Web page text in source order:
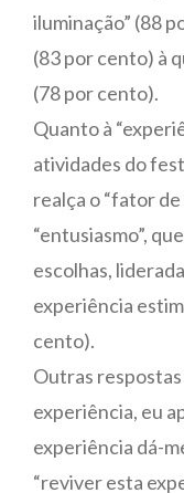
iluminação” (88
(83 por cento) à
(78 por cento).
Quanto à
atividades do
realça o “fator
“entusiasmo”,
escolhas,
experiência
cento).
Outras
experiência, eu
experiência dá-
“reviver esta